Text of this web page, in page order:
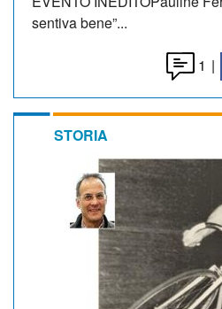
sentiva bene”...
1 |
STORIA